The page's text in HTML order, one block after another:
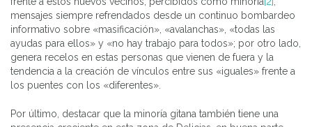
mensajes siempre refrendados desde un continuo bombardeo
informativo sobre «masificación», «avalanchas», «todas las
ayudas para ellos» y «no hay trabajo para todos»; por otro lado,
genera recelos en estas personas que vienen de fuera y la
tendencia a la creación de vínculos entre sus «iguales» frente a
los puentes con los «diferentes».
Por último, destacar que la minoría gitana también tiene una